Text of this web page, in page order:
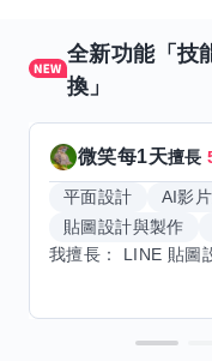
全新功能「技
換」
微笑每1天擅長
平面設計
AI影
貼圖設計與製作